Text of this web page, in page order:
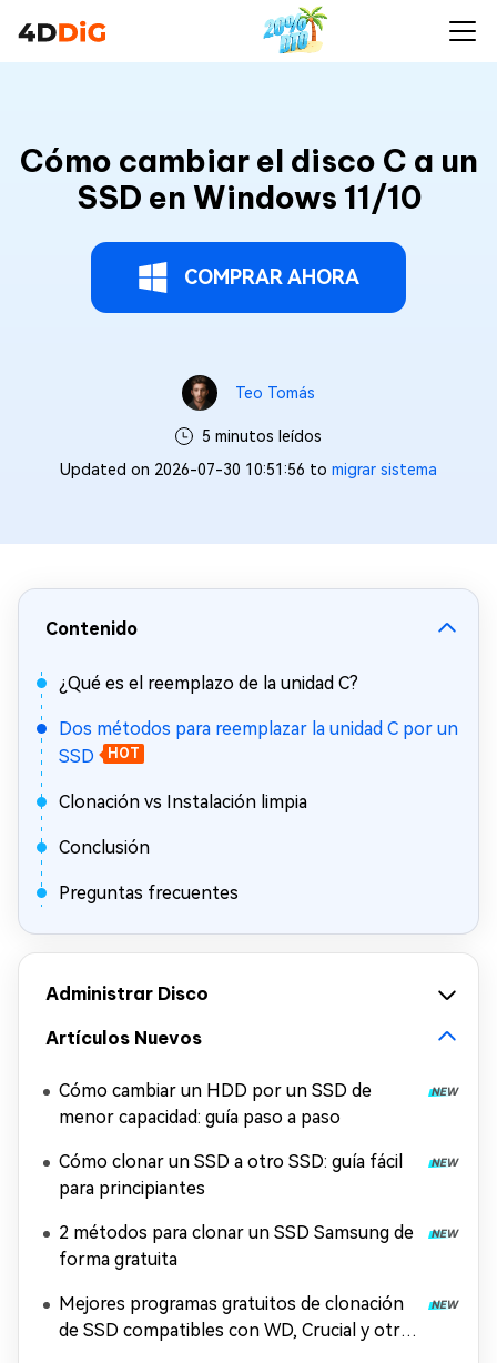
Cómo cambiar el disco C a un
SSD en Windows 11/10
COMPRAR AHORA
Teo Tomás
5 minutos leídos
Updated on 2026-07-30 10:51:56 to migrar sistema
Contenido
¿Qué es el reemplazo de la unidad C?
Dos métodos para reemplazar la unidad C por un
SSD
HOT
Clonación vs Instalación limpia
Conclusión
Preguntas frecuentes
Administrar Disco
Artículos Nuevos
Cómo cambiar un HDD por un SSD de
menor capacidad: guía paso a paso
Cómo clonar un SSD a otro SSD: guía fácil
para principiantes
2 métodos para clonar un SSD Samsung de
forma gratuita
Mejores programas gratuitos de clonación
de SSD compatibles con WD, Crucial y otras